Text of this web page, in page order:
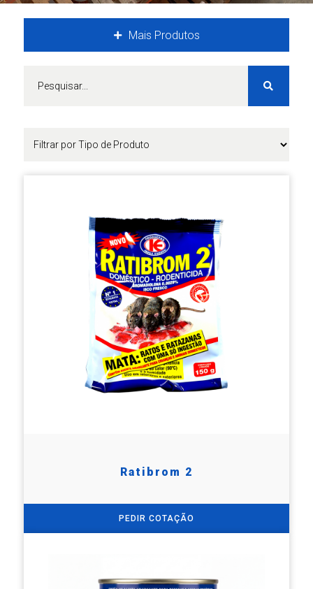
Mais Produtos
Ratibrom 2
PEDIR COTAÇÃO